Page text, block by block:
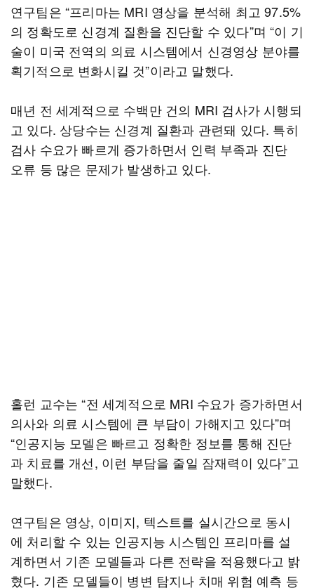
연구팀은 “프리마는 MRI 영상을 분석해 최고 97.5%
의 정확도로 신경계 질환을 진단할 수 있다”며 “이 기
술이 미국 전역의 의료 시스템에서 신경영상 분야를
획기적으로 변화시킬 것”이라고 말했다.
매년 전 세계적으로 수백만 건의 MRI 검사가 시행되
고 있다. 상당수는 신경계 질환과 관련돼 있다. 특히
검사 수요가 빠르게 증가하면서 인력 부족과 진단
오류 등 많은 문제가 발생하고 있다.
홀런 교수는 “전 세계적으로 MRI 수요가 증가하면서
의사와 의료 시스템에 큰 부담이 가해지고 있다”며
“인공지능 모델은 빠르고 정확한 정보를 통해 진단
과 치료를 개선, 이런 부담을 줄일 잠재력이 있다”고
말했다.
연구팀은 영상, 이미지, 텍스트를 실시간으로 동시
에 처리할 수 있는 인공지능 시스템인 프리마를 설
계하면서 기존 모델들과 다른 전략을 적용했다고 밝
혔다. 기존 모델들이 병변 탐지나 치매 위험 예측 등